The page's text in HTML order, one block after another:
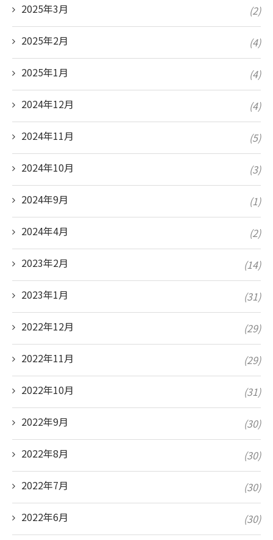
2025年3月 (2)
2025年2月 (4)
2025年1月 (4)
2024年12月 (4)
2024年11月 (5)
2024年10月 (3)
2024年9月 (1)
2024年4月 (2)
2023年2月 (14)
2023年1月 (31)
2022年12月 (29)
2022年11月 (29)
2022年10月 (31)
2022年9月 (30)
2022年8月 (30)
2022年7月 (30)
2022年6月 (30)